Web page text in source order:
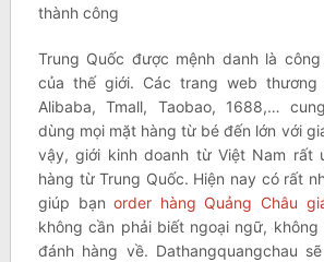
thành công
Trung Quốc được mệnh danh là
của thế giới. Các trang web
Alibaba, Tmall, Taobao, 1688,…
dùng mọi mặt hàng từ bé đến lớn với
vậy, giới kinh doanh từ Việt Nam rất
hàng từ Trung Quốc. Hiện nay có rất
giúp bạnorder hàng Quảng Châu
không cần phải biết ngoại ngữ,
đánh hàng về. Dathangquangchau